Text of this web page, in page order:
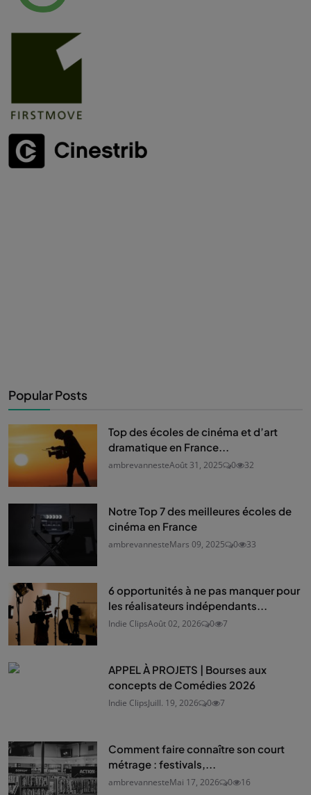
Popular Posts
Top des écoles de cinéma et d’art
dramatique en France...
ambrevannesteAoût 31, 2025 0 32
Notre Top 7 des meilleures écoles de
cinéma en France
ambrevannesteMars 09, 2025 0 33
6 opportunités à ne pas manquer pour
les réalisateurs indépendants...
Indie ClipsAoût 02, 2026 0 7
APPEL À PROJETS | Bourses aux
concepts de Comédies 2026
Indie ClipsJuill. 19, 2026 0 7
Comment faire connaître son court
métrage : festivals,...
ambrevannesteMai 17, 2026 0 16